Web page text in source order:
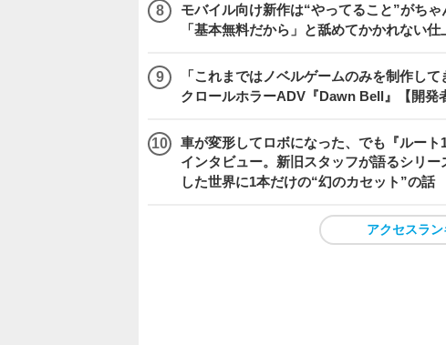
モバイル向け新作は“やってること”がち
「基本無料だから」と舐めてかかれない仕
「これまではノベルゲームのみを制作し
クロールホラーADV『Dawn Bell』【開発
車が変形してロボになった、でも『ルー
インタビュー。新旧スタッフが語るシリ
した世界に1本だけの“幻のカセット”の話
アクセスラ